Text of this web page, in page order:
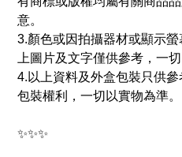
意。
3.顏色或因拍攝器材或顯示
上圖片及文字僅供參考，一
4.以上資料及外盒包裝只供
包裝權利，一切以實物為準。
✨✨✨